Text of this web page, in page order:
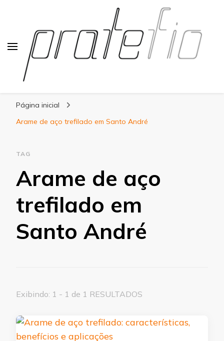
Página inicial
Arame de aço trefilado em Santo André
TAG
Arame de aço
trefilado em
Santo André
Exibindo: 1 - 1 de 1 RESULTADOS